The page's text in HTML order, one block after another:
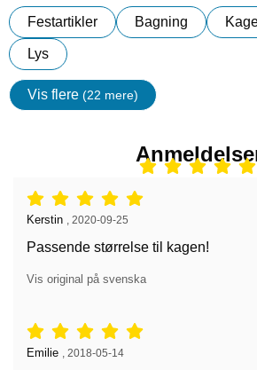
Festartikler Bagning
Lys
Vis flere (22 mere)
Egenskaper
Anmeldelser: 5 stjerne af 5,
Anmeldelser af:
Kerstin 2020-09-25
Passende størrelse til kagen!
Vis original på svenska
Anmeldelser: 5 stjerne af 5,
Anmeldelser af:
Emilie 2018-05-14